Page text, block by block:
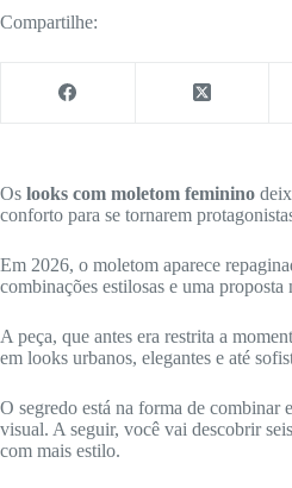
Compartilhe:
Os looks com moletom feminino
conforto para se tornarem
Em 2026, o moletom aparece
combinações estilosas e uma
A peça, que antes era restrita a
em looks urbanos, elegantes e até
O segredo está na forma de combinar
visual. A seguir, você vai descobrir
com mais estilo.